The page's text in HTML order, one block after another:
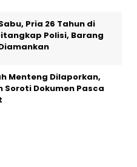
Pria 26 Tahun di
Polisi, Barang
Menteng Dilaporkan,
Soroti Dokumen Pasca